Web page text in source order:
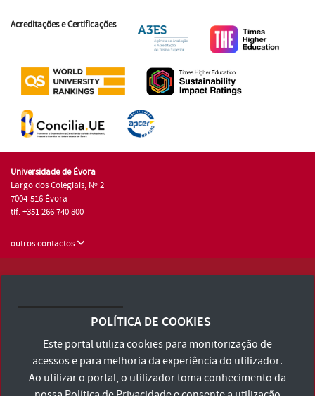
Acreditações e Certificações
Universidade de Évora
Largo dos Colegiais, Nº 2
7004-516 Évora
tlf: +351 266 740 800
outros contactos
Consulte os Termos e Condições e Política de Privacidade
Declaração de Acessibilidade
POLÍTICA DE COOKIES
Este portal utiliza cookies para monitorização de
acessos e para melhoria da experiência do utilizador.
Ao utilizar o portal, o utilizador toma conhecimento da